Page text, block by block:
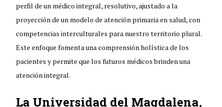
perfil de un médico integral, resolutivo, ajustado a la
proyección de un modelo de atención primaria en salud, con
competencias interculturales para nuestro territorio plural.
Este enfoque fomenta una comprensión holística de los
pacientes y permite que los futuros médicos brinden una
atención integral.
La Universidad del Magdalena,